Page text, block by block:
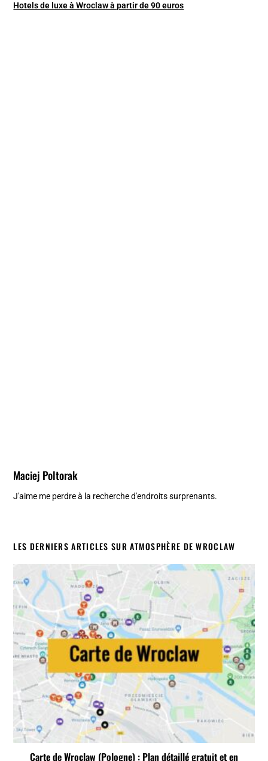
Hotels de luxe à Wroclaw à partir de 90 euros
Maciej Poltorak
J'aime me perdre à la recherche d'endroits surprenants.
LES DERNIERS ARTICLES SUR ATMOSPHÈRE DE WROCLAW
Carte de Wroclaw (Pologne) : Plan détaillé gratuit et en